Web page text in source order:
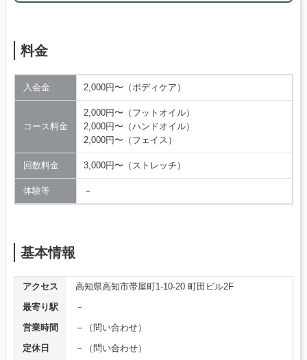
料金
入会金 2,000円〜（ボディケア）
コース料金
2,000円〜（フットオイル）
2,000円〜（ハンドオイル）
2,000円〜（フェイス）
回数料金 3,000円〜（ストレッチ）
体験等 －
基本情報
アクセス
高知県高知市帯屋町1-10-20 町田ビル2F
最寄り駅
－
営業時間
－（問い合わせ）
定休日
－（問い合わせ）